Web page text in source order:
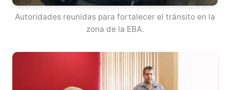
Autoridades reunidas para fortalecer el tránsito en la
zona de la EBA.